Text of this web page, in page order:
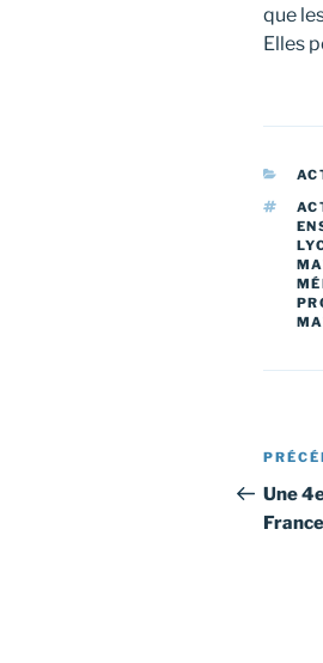
que
Elles
de
Une